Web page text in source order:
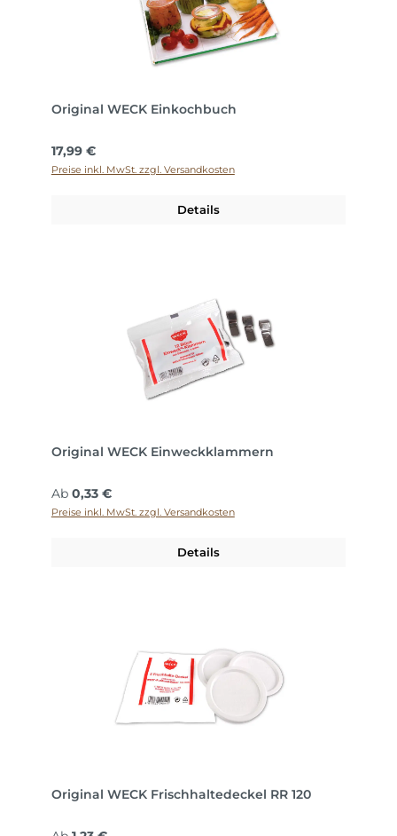
Original WECK Einkochbuch
Regulärer Preis:
17,99 €
Preise inkl. MwSt. zzgl. Versandkosten
Details
Original WECK Einweckklammern
Regulärer Preis:
Ab 0,33 €
Preise inkl. MwSt. zzgl. Versandkosten
Details
Original WECK Frischhaltedeckel RR 120